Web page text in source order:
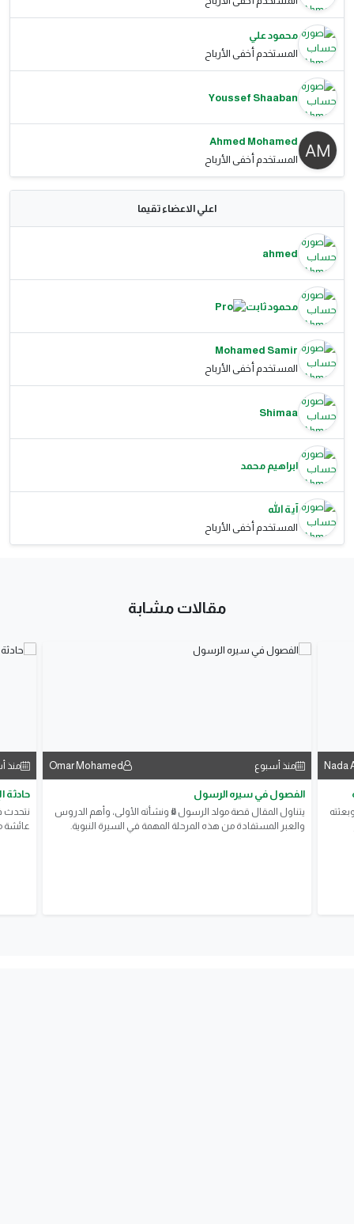
محمود علي
المستخدم أخفى الأرباح
Youssef Shaaban
Ahmed Mohamed
المستخدم أخفى الأرباح
اعلي الاعضاء تقيما
ahmed
محمود ثابت
Mohamed Samir
المستخدم أخفى الأرباح
Shimaa
ابراهيم محمد
آية الله
المستخدم أخفى الأرباح
مقالات مشابة
Nada منذ أسبوع Omar Mohamed
الفصول في سيره الرسول
يتناول المقال قصة مولد الرسول ﷺ ونشأته الأولى، وأهم الدروس
والعبر المستفادة من هذه المرحلة المهمة في السيرة النبوية.
منذ
حادثة
نتحدث
عائشة